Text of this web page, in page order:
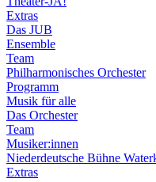
Extras
Das JUB
Ensemble
Team
Philharmonisches Orchester
Programm
Musik für alle
Das Orchester
Team
Musiker:innen
Niederdeutsche Bühne
Extras